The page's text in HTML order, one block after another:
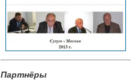
Партнёры